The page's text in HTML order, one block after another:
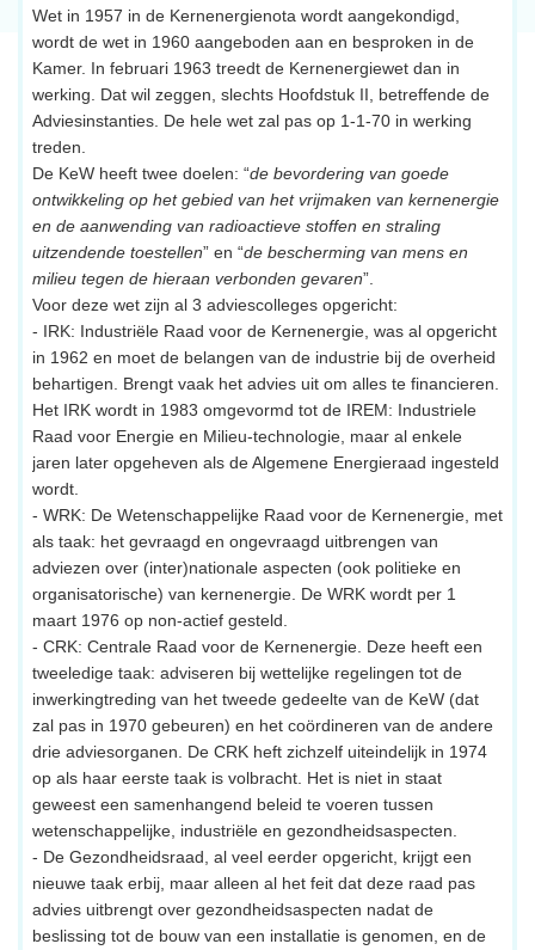
Wet in 1957 in de Kernenergienota wordt aangekondigd,
wordt de wet in 1960 aangeboden aan en besproken in de
Kamer. In februari 1963 treedt de Kernenergiewet dan in
werking. Dat wil zeggen, slechts Hoofdstuk II, betreffende de
Adviesinstanties. De hele wet zal pas op 1-1-70 in werking
treden.
De KeW heeft twee doelen: “de bevordering van goede
ontwikkeling op het gebied van het vrijmaken van kernenergie
en de aanwending van radioactieve stoffen en straling
uitzendende toestellen” en “de bescherming van mens en
milieu tegen de hieraan verbonden gevaren”.
Voor deze wet zijn al 3 adviescolleges opgericht:
- IRK: Industriële Raad voor de Kernenergie, was al opgericht
in 1962 en moet de belangen van de industrie bij de overheid
behartigen. Brengt vaak het advies uit om alles te financieren.
Het IRK wordt in 1983 omgevormd tot de IREM: Industriele
Raad voor Energie en Milieu-technologie, maar al enkele
jaren later opgeheven als de Algemene Energieraad ingesteld
wordt.
- WRK: De Wetenschappelijke Raad voor de Kernenergie, met
als taak: het gevraagd en ongevraagd uitbrengen van
adviezen over (inter)nationale aspecten (ook politieke en
organisatorische) van kernenergie. De WRK wordt per 1
maart 1976 op non-actief gesteld.
- CRK: Centrale Raad voor de Kernenergie. Deze heeft een
tweeledige taak: adviseren bij wettelijke regelingen tot de
inwerkingtreding van het tweede gedeelte van de KeW (dat
zal pas in 1970 gebeuren) en het coördineren van de andere
drie adviesorganen. De CRK heft zichzelf uiteindelijk in 1974
op als haar eerste taak is volbracht. Het is niet in staat
geweest een samenhangend beleid te voeren tussen
wetenschappelijke, industriële en gezondheidsaspecten.
- De Gezondheidsraad, al veel eerder opgericht, krijgt een
nieuwe taak erbij, maar alleen al het feit dat deze raad pas
advies uitbrengt over gezondheidsaspecten nadat de
beslissing tot de bouw van een installatie is genomen, en de